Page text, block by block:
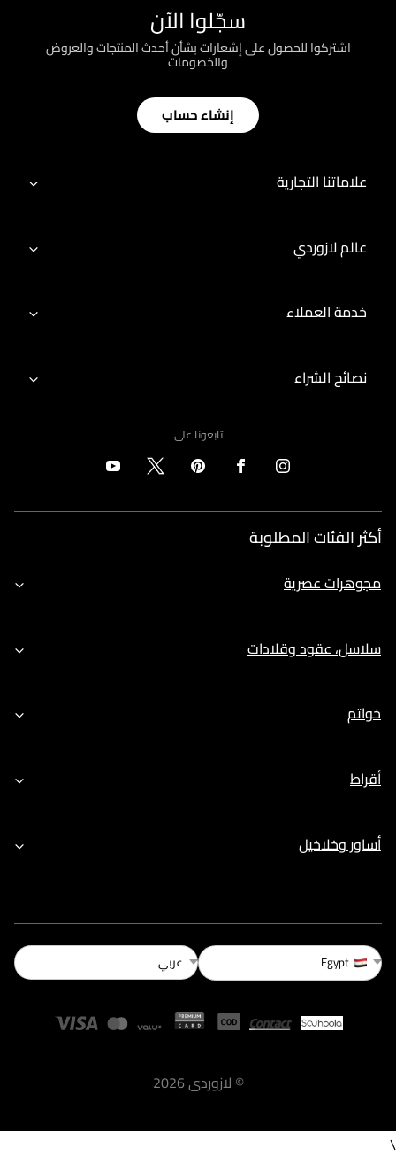
سجّلوا الآن
اشتركوا للحصول على إشعارات بشأن أحدث المنتجات والعروض
والخصومات
إنشاء حساب
علاماتنا التجارية
عالم لازوردي
خدمة العملاء
نصائح الشراء
تابعونا على
أكثر الفئات المطلوبة
مجوهرات عصرية
سلاسل، عقود وقلادات
خواتم
أقراط
أساور وخلاخيل
Egypt عربي
© لازوردى2026
\